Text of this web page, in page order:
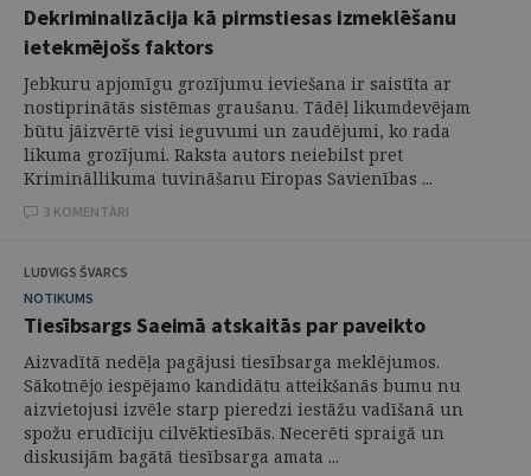
Dekriminalizācija kā pirmstiesas izmeklēšanu
ietekmējošs faktors
Jebkuru apjomīgu grozījumu ieviešana ir saistīta ar
nostiprinātās sistēmas graušanu. Tādēļ likumdevējam
būtu jāizvērtē visi ieguvumi un zaudējumi, ko rada
likuma grozījumi. Raksta autors neiebilst pret
Krimināllikuma tuvināšanu Eiropas Savienības ...
3 KOMENTĀRI
LUDVIGS ŠVARCS
NOTIKUMS
Tiesībsargs Saeimā atskaitās par paveikto
Aizvadītā nedēļa pagājusi tiesībsarga meklējumos.
Sākotnējo iespējamo kandidātu atteikšanās bumu nu
aizvietojusi izvēle starp pieredzi iestāžu vadīšanā un
spožu erudīciju cilvēktiesībās. Necerēti spraigā un
diskusijām bagātā tiesībsarga amata ...